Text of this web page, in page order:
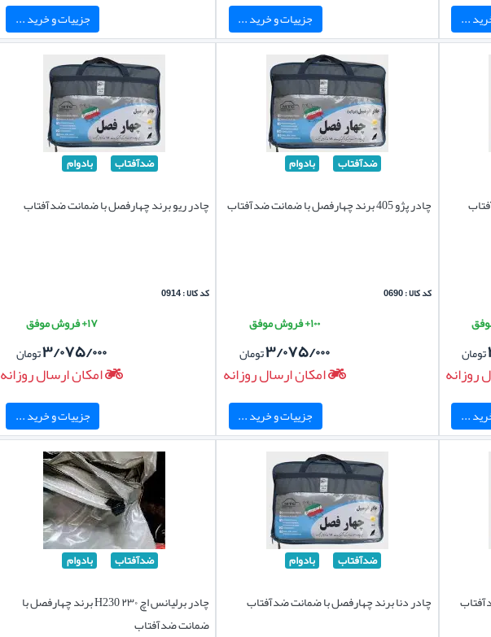
... جزییات و خرید ... جزییات و خرید ...
تومان
روزانه
...
ضدآفتاب بادوام
چادر پژو 405 برند چهارفصل با ضمانت ضدآفتاب
کد کالا : 0690
۱۰۰+ فروش موفق
۳/۰۷۵/۰۰۰تومان
امکان ارسال روزانه
جزییات و خرید ...
ضدآفتاب بادوام
چادر ریو برند چهارفصل با ضمانت ضدآفتاب
کد کالا : 0914
۱۷+ فروش موفق
۳/۰۷۵/۰۰۰تومان
امکان ارسال روزانه
جزییات و خرید ...
ضدآفتاب بادوام
چادر دنا برند چهارفصل با ضمانت ضدآفتاب
ضدآفتاب بادوام
چادر برلیانس اچ ۲۳۰ H230 برند چهارفصل با
ضمانت ضدآفتاب